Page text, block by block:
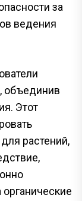
за
ведения
объединив
Этот
растений,